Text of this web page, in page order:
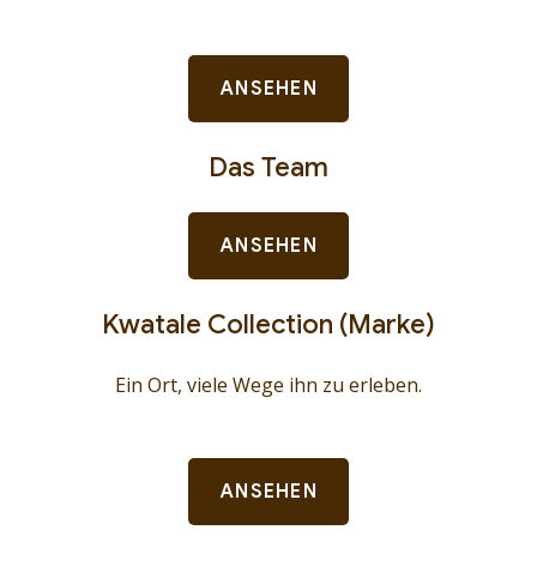
ANSEHEN
Das Team
ANSEHEN
Kwatale Collection (Marke)
Ein Ort, viele Wege ihn zu erleben.
ANSEHEN